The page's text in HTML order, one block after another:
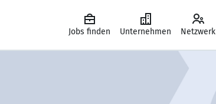
Jobs finden Unternehmen Netzwerk